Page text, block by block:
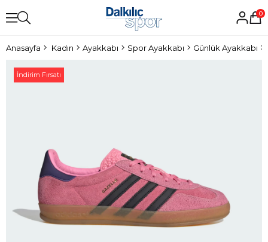
0
Anasayfa Kadın Ayakkabı Spor Ayakkabı Günlük Ayakkabı
İndirim Fırsatı